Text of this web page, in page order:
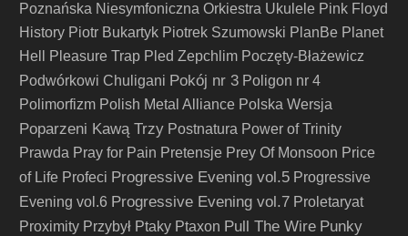
Poznańska Niesymfoniczna Orkiestra Ukulele Pink Floyd
History Piotr Bukartyk Piotrek Szumowski PlanBe Planet
Hell
Pleasure Trap Pled Zepchlim Poczęty-Błażewicz
Podwórkowi Chuligani Pokój nr 3 Poligon nr 4
Polimorfizm Polish Metal Alliance Polska Wersja
Poparzeni Kawą Trzy Postnatura Power of Trinity
Prawda Pray for Pain Pretensje Prey Of Monsoon Price
of Life Profeci Progressive Evening vol.5 Progressive
Evening vol.6 Progressive Evening vol.7 Proletaryat
Proximity Przybył Ptaky Ptaxon Pull The Wire Punky